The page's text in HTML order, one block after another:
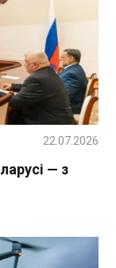
— з
22.07.2026